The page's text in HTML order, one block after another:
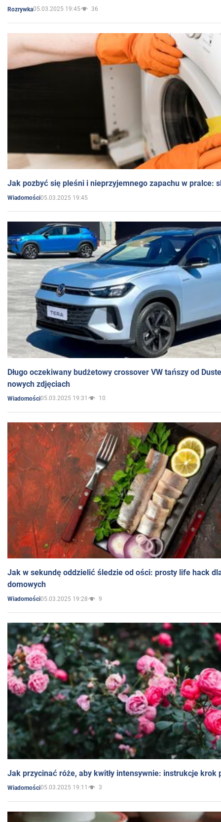
Rozrywka05.03.2025 19:45 36
Jak pozbyć się pleśni i nieprzyjemnego zapachu w pralce:
Wiadomości05.03.2025 19:45
Długo oczekiwany budżetowy crossover VW tańszy od
nowych zdjęciach
Wiadomości05.03.2025 19:31 10
Jak w sekundę oddzielić śledzie od ości: prosty life hack
domowych
Wiadomości05.03.2025 19:28 9
Jak przycinać róże, aby kwitły intensywnie: instrukcje krok
Wiadomości05.03.2025 19:11 3